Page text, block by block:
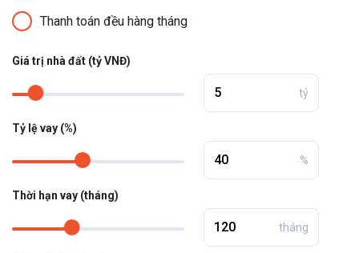
Thanh toán đều hàng tháng
Giá trị nhà đất (tỷ VNĐ)
tỷ
Tỷ lệ vay (%)
%
Thời hạn vay (tháng)
tháng